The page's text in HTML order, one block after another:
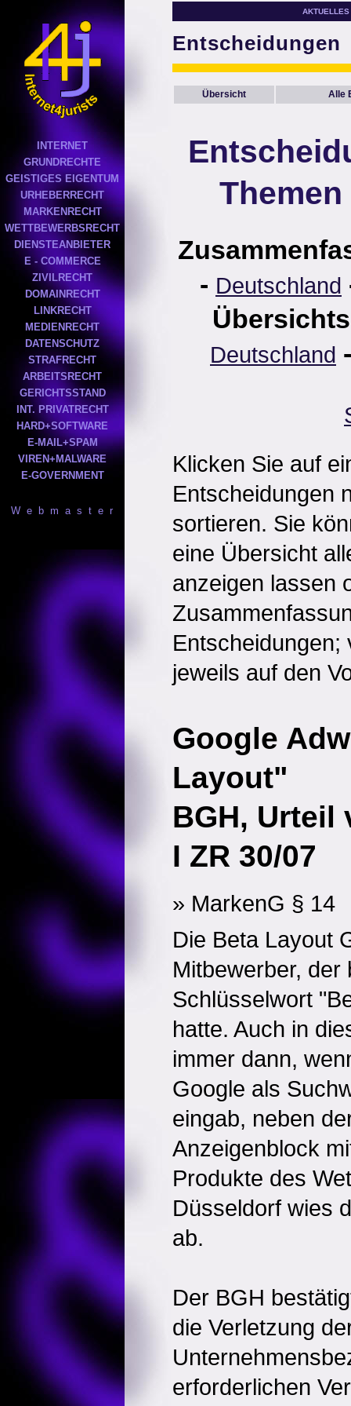
INTERNET
GRUNDRECHTE
GEISTIGES EIGENTUM
URHEBERRECHT
MARKENRECHT
WETTBEWERBSRECHT
DIENSTEANBIETER
E - COMMERCE
ZIVILRECHT
DOMAINRECHT
LINKRECHT
MEDIENRECHT
DATENSCHUTZ
STRAFRECHT
ARBEITSRECHT
GERICHTSSTAND
INT. PRIVATRECHT
HARD+SOFTWARE
E-MAIL+SPAM
VIREN+MALWARE
E-GOVERNMENT
W e b m a s t e r
AKTUELLES
Entscheidungen
Übersicht Alle
- Deutschland
Deutschland
Klicken Sie auf
Entscheidungen
sortieren. Sie
eine Übersicht
anzeigen lassen
Entscheidungen;
jeweils auf den
Google
Layout"
BGH, Urteil
I ZR 30/07
» MarkenG § 14
Die Beta Layout
Mitbewerber, der
Schlüsselwort
hatte. Auch in
immer dann,
Google als
eingab, neben
Anzeigenblock
Produkte des
Düsseldorf wies
ab.
Der BGH
die Verletzung
erforderlichen